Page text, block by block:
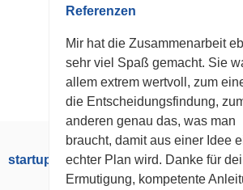
Referenzen
Mir hat die Zusammenarbeit
sehr viel Spaß gemacht. Sie
allem extrem wertvoll, zum
die Entscheidungsfindung,
anderen genau das, was man
braucht, damit aus einer Idee
echter Plan wird. Danke für
Ermutigung, kompetente
startup.services